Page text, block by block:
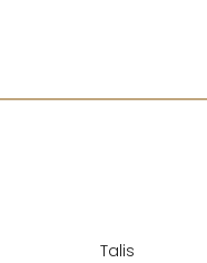
Talis